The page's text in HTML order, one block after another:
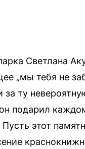
Светлана
„мы тебя не
за ту
подарил
этот